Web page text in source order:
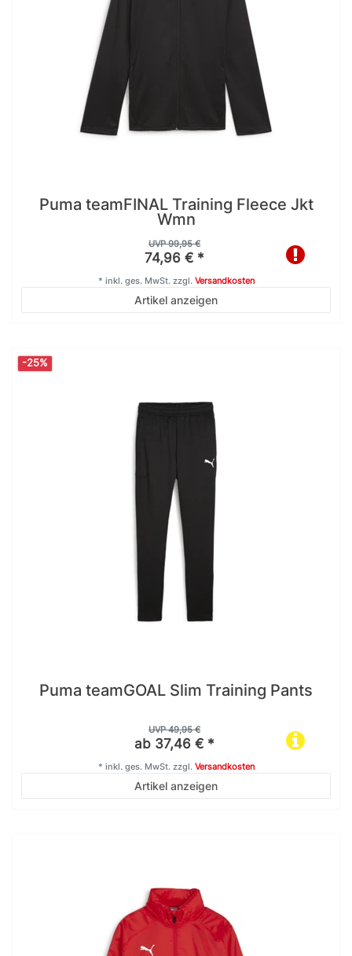
Puma teamFINAL Training Fleece Jkt
Wmn
UVP 99,95 €
74,96 € *
Artikel anzeigen
* inkl. ges. MwSt.zzgl. Versandkosten
-25%
Puma teamGOAL Slim Training Pants
UVP 49,95 €
ab 37,46 € *
Artikel anzeigen
* inkl. ges. MwSt.zzgl. Versandkosten